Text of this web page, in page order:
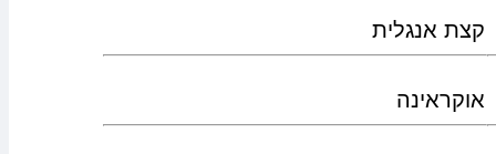
קצת אנגלית
אוקראינה